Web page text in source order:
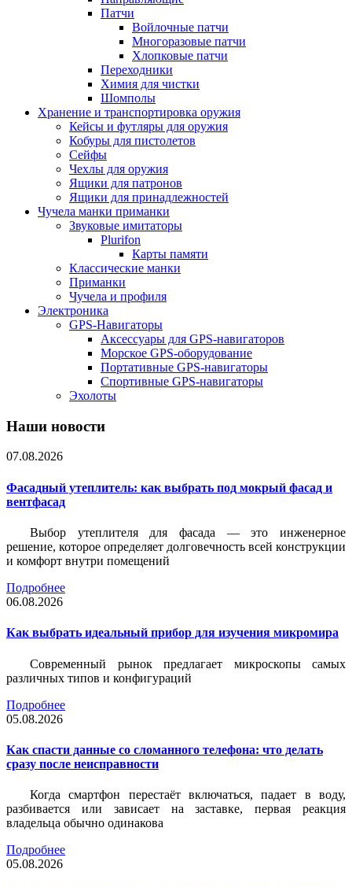
Патчи
Войлочные патчи
Многоразовые патчи
Хлопковые патчи
Переходники
Химия для чистки
Шомполы
Хранение и транспортировка оружия
Кейсы и футляры для оружия
Кобуры для пистолетов
Сейфы
Чехлы для оружия
Ящики для патронов
Ящики для принадлежностей
Чучела манки приманки
Звуковые имитаторы
Plurifon
Карты памяти
Классические манки
Приманки
Чучела и профиля
Электроника
GPS-Навигаторы
Аксессуары для GPS-навигаторов
Морское GPS-оборудование
Портативные GPS-навигаторы
Спортивные GPS-навигаторы
Эхолоты
Наши новости
07.08.2026
Фасадный утеплитель: как выбрать под мокрый фасад и
вентфасад
Выбор утеплителя для фасада — это инженерное
решение, которое определяет долговечность всей конструкции
и комфорт внутри помещений
Подробнее
06.08.2026
Как выбрать идеальный прибор для изучения микромира
Современный рынок предлагает микроскопы самых
различных типов и конфигураций
Подробнее
05.08.2026
Как спасти данные со сломанного телефона: что делать
сразу после неисправности
Когда смартфон перестаёт включаться, падает в воду,
разбивается или зависает на заставке, первая реакция
владельца обычно одинакова
Подробнее
05.08.2026